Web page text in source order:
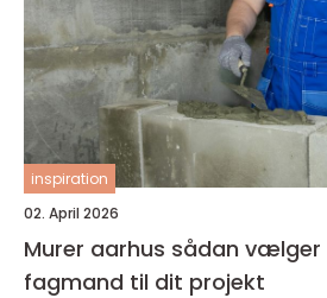
inspiration
02. April 2026
Murer aarhus sådan vælger du den rette
fagmand til dit projekt